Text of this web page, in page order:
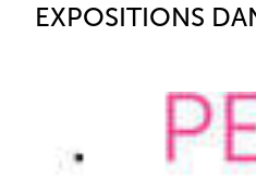
EXPOSITIONS